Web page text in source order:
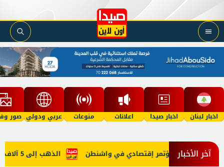
اخبار لبنان اخبار صيدا اعلانات منوعات عربي ودولي صور
آخر الأخبار الذهب إلى 5 آلاف دولار في 2027؟ في روما ومُؤتمر إقتصادي في واشنطن